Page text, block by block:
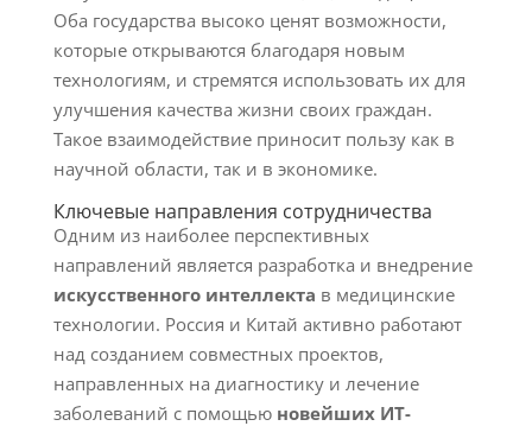
Оба государства высоко ценят возможности,
которые открываются благодаря новым
технологиям, и стремятся использовать их для
улучшения качества жизни своих граждан.
Такое взаимодействие приносит пользу как в
научной области, так и в экономике.
Ключевые направления сотрудничества
Одним из наиболее перспективных
направлений является разработка и внедрение
искусственного интеллекта в медицинские
технологии. Россия и Китай активно работают
над созданием совместных проектов,
направленных на диагностику и лечение
заболеваний с помощью новейших ИТ-